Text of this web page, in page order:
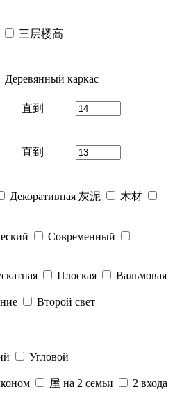
三层楼高
Деревянный каркас
直到
直到
Декоративная 灰泥
木材
Современный
Плоская
Вальмовая
Второй свет
Угловой
屋 на 2 семьи
2 входа